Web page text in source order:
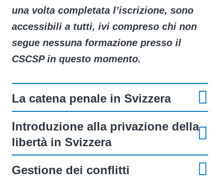
una volta completata l’iscrizione, sono
accessibili a tutti, ivi compreso chi non
segue nessuna formazione presso il
CSCSP in questo momento.
La catena penale in Svizzera
Introduzione alla privazione della
libertà in Svizzera
Gestione dei conflitti